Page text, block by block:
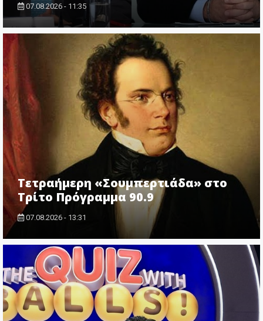
07.08.2026 - 11:35
Τετραήμερη «Σουμπερτιάδα» στο
Τρίτο Πρόγραμμα 90.9
07.08.2026 - 13:31